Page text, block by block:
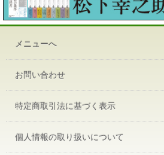
メニューへ
お問い合わせ
特定商取引法に基づく表示
個人情報の取り扱いについて